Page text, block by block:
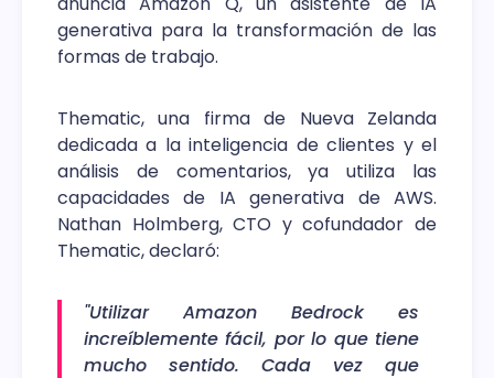
generativa para la transformación de las
formas de trabajo.
Thematic, una firma de Nueva Zelanda
dedicada a la inteligencia de clientes y el
análisis de comentarios, ya utiliza las
capacidades de IA generativa de AWS.
Nathan Holmberg, CTO y cofundador de
Thematic, declaró:
"Utilizar Amazon Bedrock es
increíblemente fácil, por lo que tiene
mucho sentido. Cada vez que